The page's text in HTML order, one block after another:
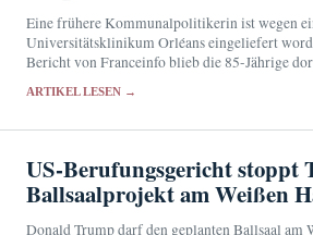
Eine frühere Kommunalpolitikerin ist wegen
Universitätsklinikum Orléans eingeliefert
Bericht von Franceinfo blieb die 85-Jährige
ARTIKEL LESEN →
US-Berufungsgericht stoppt
Ballsaalprojekt am Weißen
Donald Trump darf den geplanten Ballsaal am